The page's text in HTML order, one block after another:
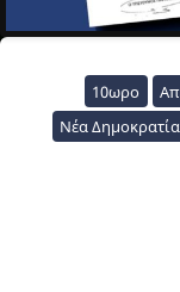
10ωρο
Νέα Δημοκρατία